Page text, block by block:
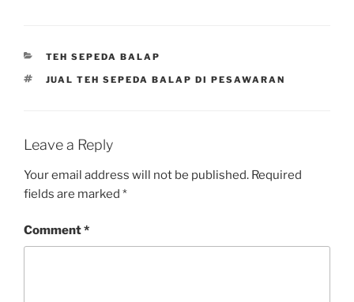
CATEGORIES
TEH SEPEDA BALAP
TAGS
JUAL TEH SEPEDA BALAP DI PESAWARAN
Leave a Reply
Your email address will not be published. Required
fields are marked *
Comment*